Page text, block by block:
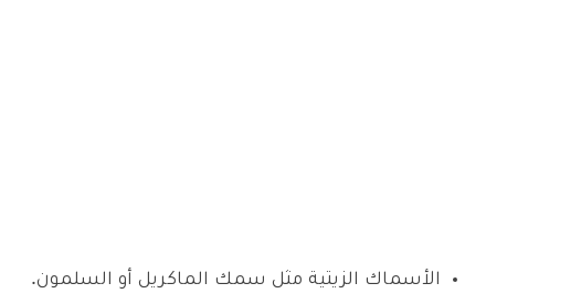
الأسماك الزيتية مثل سمك الماكريل أو السلمون.